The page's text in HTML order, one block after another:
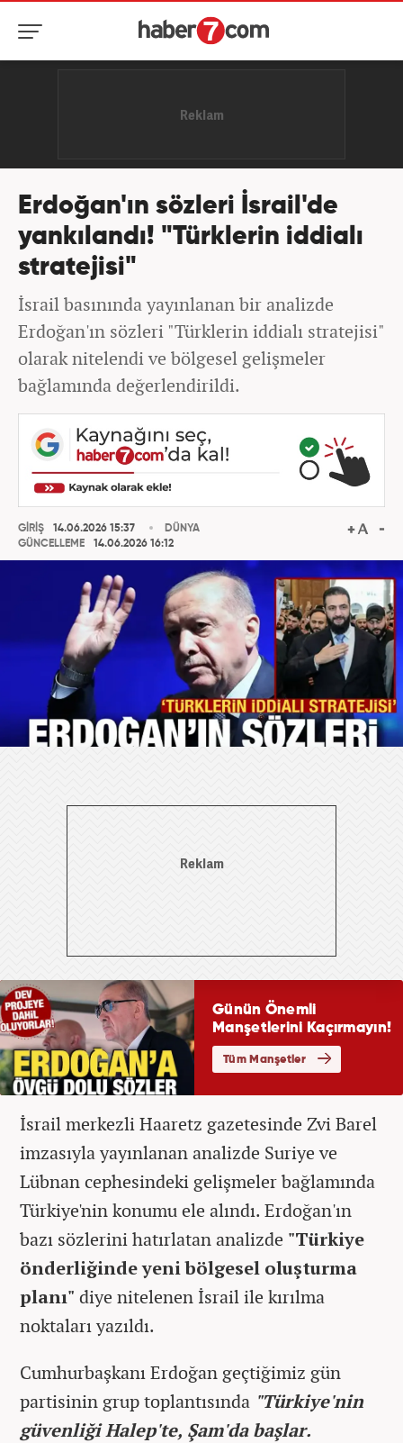
Erdoğan'ın sözleri İsrail'de
yankılandı! "Türklerin iddialı
stratejisi"
İsrail basınında yayınlanan bir analizde
Erdoğan'ın sözleri "Türklerin iddialı stratejisi"
olarak nitelendi ve bölgesel gelişmeler
bağlamında değerlendirildi.
GİRİŞ
14.06.2026 15:37
GÜNCELLEME
14.06.2026 16:12
DÜNYA
İsrail merkezli Haaretz gazetesinde Zvi Barel
imzasıyla yayınlanan analizde Suriye ve
Lübnan cephesindeki gelişmeler bağlamında
Türkiye'nin konumu ele alındı. Erdoğan'ın
bazı sözlerini hatırlatan analizde "Türkiye
önderliğinde yeni bölgesel oluşturma
planı" diye nitelenen İsrail ile kırılma
noktaları yazıldı.
Cumhurbaşkanı Erdoğan geçtiğimiz gün
partisinin grup toplantısında "Türkiye'nin
güvenliği Halep'te, Şam'da başlar.